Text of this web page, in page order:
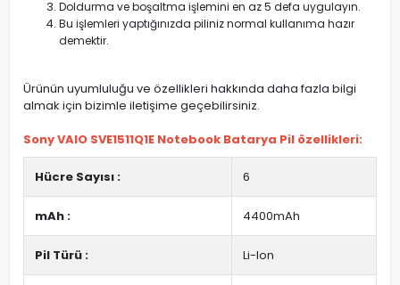
Doldurma ve boşaltma işlemini en az 5 defa uygulayın.
Bu işlemleri yaptığınızda piliniz normal kullanıma hazır
demektir.
Ürünün uyumluluğu ve özellikleri hakkında daha fazla bilgi
almak için bizimle iletişime geçebilirsiniz.
Sony VAIO SVE1511Q1E Notebook Batarya Pil özellikleri:
Hücre Sayısı : 6
mAh : 4400mAh
Pil Türü : Li-Ion